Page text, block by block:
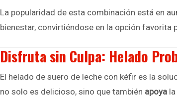
La popularidad de esta combinación está en
bienestar, convirtiéndose en la opción favorita
Disfruta sin Culpa: Helado
El helado de suero de leche con kéfir es la
no solo es delicioso, sino que también apoya